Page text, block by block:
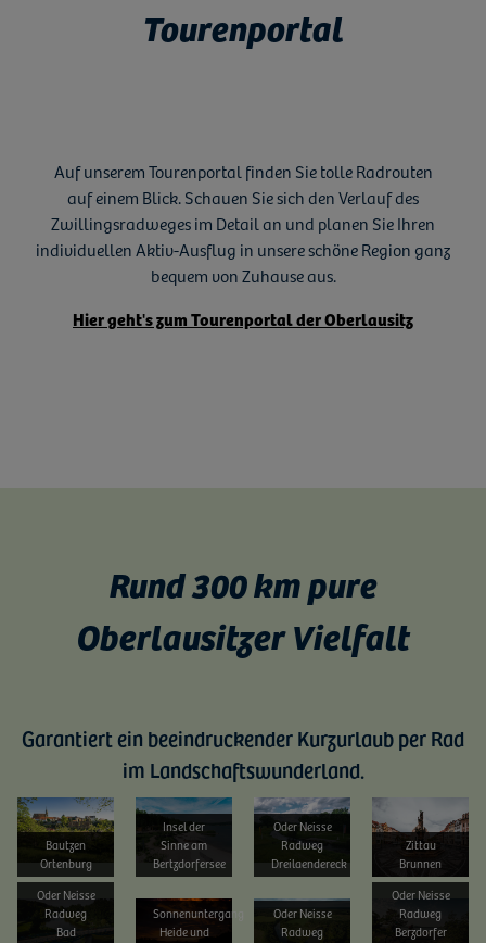
Tourenportal
Auf unserem Tourenportal finden Sie tolle Radrouten
auf einem Blick. Schauen Sie sich den Verlauf des
Zwillingsradweges im Detail an und planen Sie Ihren
individuellen Aktiv-Ausflug in unsere schöne Region ganz
bequem von Zuhause aus.
Hier geht's zum Tourenportal der Oberlausitz
Rund 300 km pure
Oberlausitzer Vielfalt
Garantiert ein beeindruckender Kurzurlaub per Rad
im Landschaftswunderland.
Bild vergrößern
Bautzen
Ortenburg
Bild vergrößern
Insel der
Sinne am
Bertzdorfersee
Bild vergrößern
Oder Neisse
Radweg
Dreilaendereck
Bild vergrößern
Zittau
Brunnen
Bild vergrößern
Oder Neisse
Radweg
Bad
Bild vergrößern
Sonnenuntergang
Heide und
Bild vergrößern
Oder Neisse
Radweg
Bild vergrößern
Oder Neisse
Radweg
Berzdorfer